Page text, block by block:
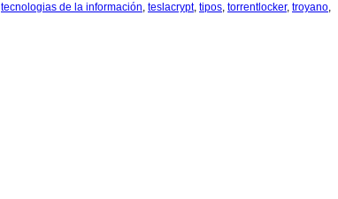
tecnologias de la información, teslacrypt, tipos, torrentlocker, troyano,